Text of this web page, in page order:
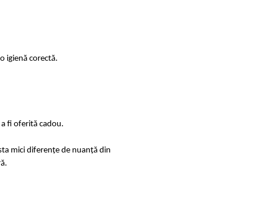
igienă corectă.
fi oferită cadou.
mici diferențe de nuanță din